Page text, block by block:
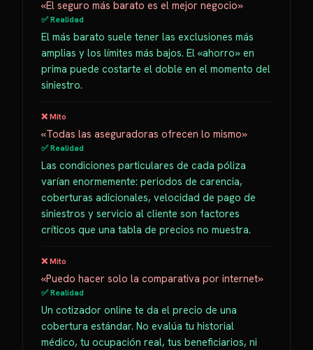
«El seguro más barato es el mejor negocio»
✅ Realidad
El más barato suele tener las exclusiones más
amplias y los límites más bajos. El «ahorro» en
prima puede costarte el doble en el momento del
siniestro.
❌ Mito
«Todas las aseguradoras ofrecen lo mismo»
✅ Realidad
Las condiciones particulares de cada póliza
varían enormemente: periodos de carencia,
coberturas adicionales, velocidad de pago de
siniestros y servicio al cliente son factores
críticos que una tabla de precios no muestra.
❌ Mito
«Puedo hacer solo la comparativa por internet»
✅ Realidad
Un cotizador online te da el precio de una
cobertura estándar. No evalúa tu historial
médico, tu ocupación real, tus beneficiarios, ni